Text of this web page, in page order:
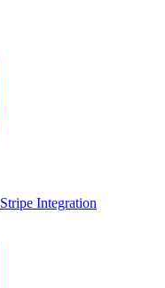
Stripe Integration